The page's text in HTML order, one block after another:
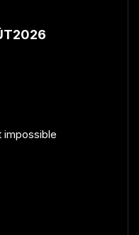
2026
impossible